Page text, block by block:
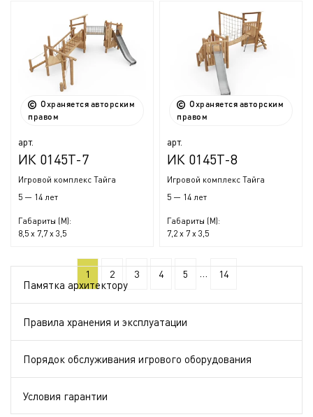
Охраняется авторским
правом
арт.
ИК 0145Т-7
Игровой комплекс Тайга
5 — 14 лет
Габариты (М):
8,5 x 7,7 x 3,5
Охраняется авторским
правом
арт.
ИК 0145Т-8
Игровой комплекс Тайга
5 — 14 лет
Габариты (М):
7,2 x 7 x 3,5
1 2 3 4 5 14
Памятка архитектору
Правила хранения и эксплуатации
Порядок обслуживания игрового оборудования
Условия гарантии